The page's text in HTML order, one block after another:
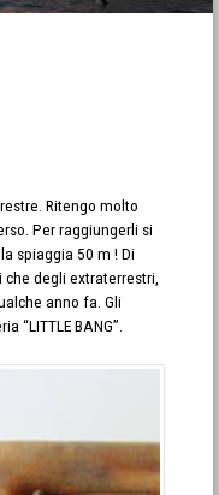
Ritengo molto
Per raggiungerli si
spiaggia 50 m ! Di
degli extraterrestri,
anno fa. Gli
“LITTLE BANG”.